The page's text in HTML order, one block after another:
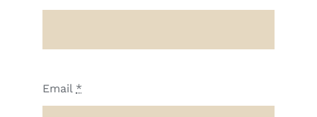
Email *